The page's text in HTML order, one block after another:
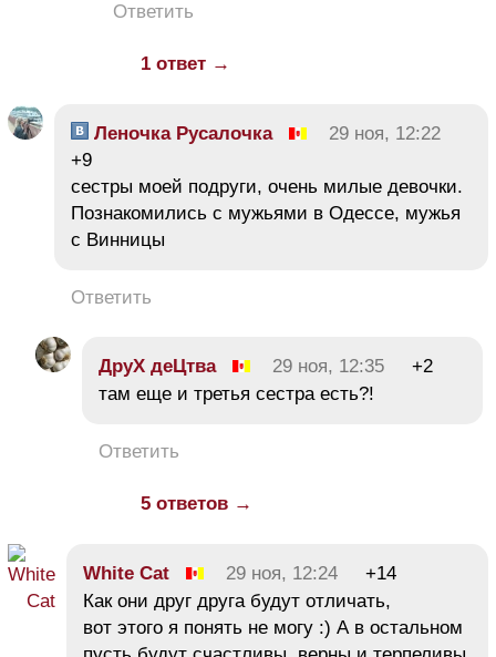
Ответить
1 ответ →
Леночка Русалочка
29 ноя, 12:22
+9
сестры моей подруги, очень милые девочки.
Познакомились с мужьями в Одессе, мужья
с Винницы
Ответить
ДруХ деЦтва 29 ноя, 12:35
+2
там еще и третья сестра есть?!
Ответить
5 ответов →
White Cat 29 ноя, 12:24
+14
Как они друг друга будут отличать,
вот этого я понять не могу :) А в остальном